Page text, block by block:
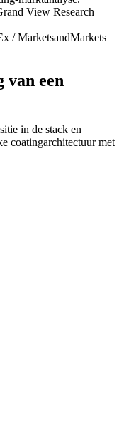
View Research
/ MarketsandMarkets
van een
in de stack en
coatingarchitectuur met